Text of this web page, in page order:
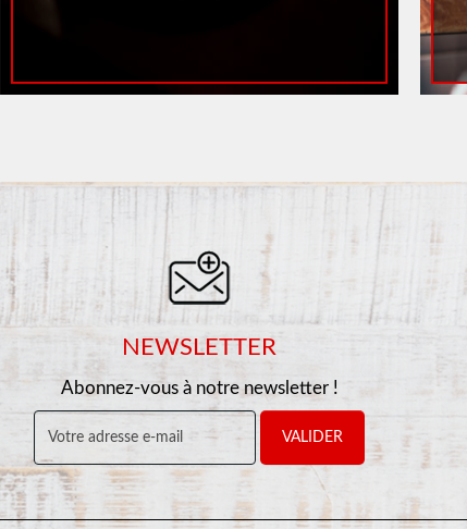
NEWSLETTER
Abonnez-vous à notre newsletter !
VALIDER